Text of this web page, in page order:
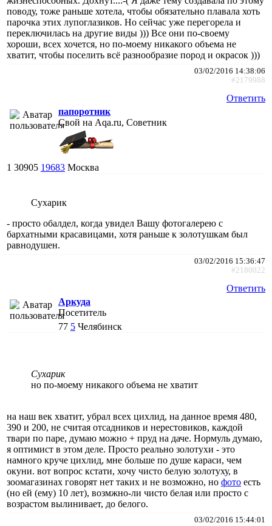
поводу, тоже раньше хотела, чтобы обязательно плавала хоть
парочка этих лупоглазиков. Но сейчас уже перегорела и
переключилась на другие виды ))) Все они по-своему
хороши, всех хочется, но по-моему никакого объема не
хватит, чтобы поселить всё разнообразие пород и окрасок )))
03/02/2016 14:38:06
#2179988
Ответить
папоротник
Свой на Aqa.ru, Советник
1 30905 19683 Москва
Сухарик
- просто обалдел, когда увидел Вашу фотогалерею с
бархатными красавицами, хотя раньше к золотушкам был
равнодушен.
03/02/2016 15:36:47
#2180022
Ответить
Аркуда
Посетитель
77 5 Челябинск
Сухарик
но по-моему никакого объема не хватит
на наш век хватит, убрал всех цихлид, на данное время 480,
390 и 200, не считая отсадников и нерестовиков, каждой
твари по паре, думаю можно + пруд на даче. Нормуль думаю,
я оптимист в этом деле. Просто реально золотухи - это
намного круче цихлид, мне больше по душе караси, чем
окуни. вот вопрос кстати, хочу чисто белую золотуху, в
зоомагазинах говорят нет таких и не возможно, но фото есть
(но ей (ему) 10 лет), возмжно-ли чисто белая или просто с
возрастом вылинивает, до белого.
03/02/2016 15:44:01